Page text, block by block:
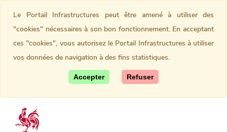
Le Portail Infrastructures peut être amené à utiliser des
"cookies" nécessaires à son bon fonctionnement. En acceptant
ces "cookies", vous autorisez le Portail Infrastructures à utiliser
vos données de navigation à des fins statistiques.
Accepter Refuser